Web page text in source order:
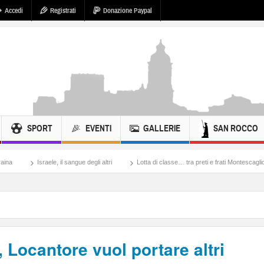
Accedi Registrati Donazione Paypal
SPORT EVENTI GALLERIE SAN ROCCO
sangue degli altri Lotta di classe… tra preti e frati Montescaglioso
vuol portare altri